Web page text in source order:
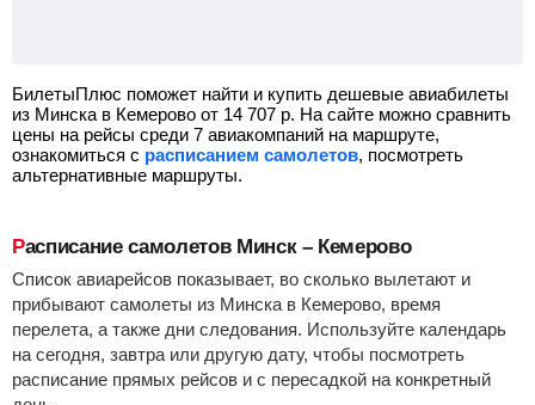
БилетыПлюс поможет найти и купить дешевые авиабилеты
из Минска в Кемерово от 14 707 р. На сайте можно сравнить
цены на рейсы среди 7 авиакомпаний на маршруте,
ознакомиться с расписанием самолетов, посмотреть
альтернативные маршруты.
Расписание самолетов Минск – Кемерово
Список авиарейсов показывает, во сколько вылетают и
прибывают самолеты из Минска в Кемерово, время
перелета, а также дни следования. Используйте календарь
на сегодня, завтра или другую дату, чтобы посмотреть
расписание прямых рейсов и с пересадкой на конкретный